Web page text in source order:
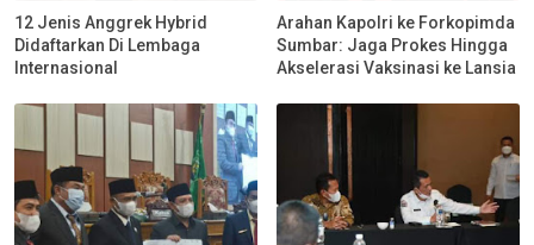
12 Jenis Anggrek Hybrid
Didaftarkan Di Lembaga
Internasional
Arahan Kapolri ke Forkopimda
Sumbar: Jaga Prokes Hingga
Akselerasi Vaksinasi ke Lansia